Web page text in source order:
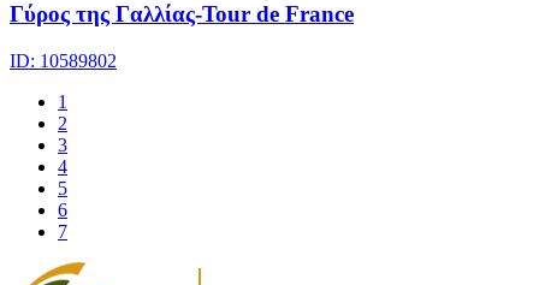
Γύρος της Γαλλίας-Tour de France
ID: 10589802
1
2
3
4
5
6
7